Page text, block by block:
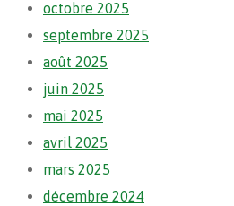
octobre 2025
septembre 2025
août 2025
juin 2025
mai 2025
avril 2025
mars 2025
décembre 2024